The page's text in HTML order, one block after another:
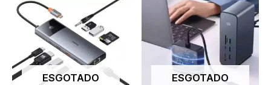
ESGOTADO ESGOTADO